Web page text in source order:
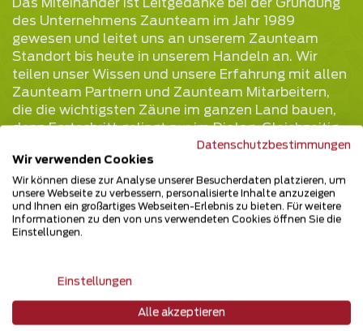
Das Miteinander ist Leitgedanke bei der Gründung
des Unternehmens Zaunteam im Jahr 1989
gewesen und leitet uns an unserem Zaunteam
Standort bis heute in unserem Handeln an. Wir
teilen unser Wissen und unsere Erfahrung mit allen
Zaunteam Partnern und Zaunteam Mitarbeitern,
die die wichtigsten Zäune im ganzen Land bauen,
denn Fortschritt gelingt nur im Dialog. Gleichzeitig
sind wir uns unserer gesellschaftlichen
Verantwortung bewusst. Wir sind überzeugt, dass
wir als respektvolles Unternehmen mit dem Teilen
unseres Erfolges mit unserem Umfeld bessere
Chancen für alle schaffen. Wir verstehen uns als
Team und leben dies: Starke Zäune. Starkes Team.
Datenschutzbestimmungen
Wir verwenden Cookies
Wir können diese zur Analyse unserer Besucherdaten platzieren, um
unsere Webseite zu verbessern, personalisierte Inhalte anzuzeigen
und Ihnen ein großartiges Webseiten-Erlebnis zu bieten. Für weitere
Informationen zu den von uns verwendeten Cookies öffnen Sie die
Einstellungen.
Einstellungen
Alle akzeptieren